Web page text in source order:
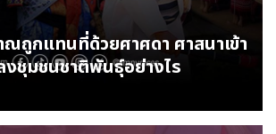
ถูกแทนที่ด้วยศาศดา ศาสนาเข้า
งชุมชนชาติพันธุ์อย่างไร